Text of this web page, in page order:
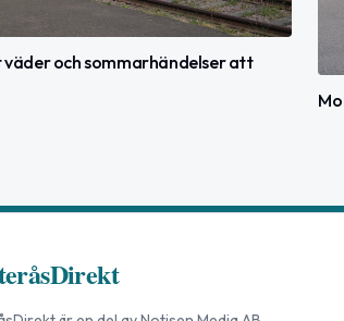
väder och sommarhändelser att